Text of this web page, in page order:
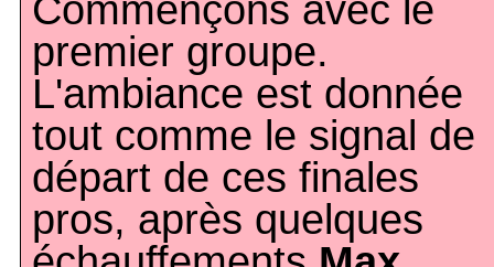
Commençons avec le
premier groupe.
L'ambiance est donnée
tout comme le signal de
départ de ces finales
pros, après quelques